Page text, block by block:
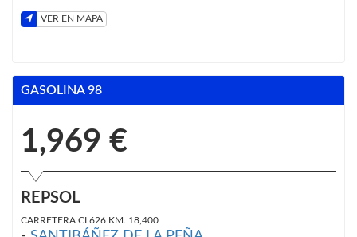
VER EN MAPA
GASOLINA 98
1,969 €
REPSOL
CARRETERA CL626 KM. 18,400